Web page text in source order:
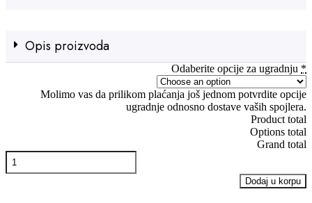
Opis proizvoda
Odaberite opcije za ugradnju *
Molimo vas da prilikom plaćanja još jednom potvrdite opcije
ugradnje odnosno dostave vaših spojlera.
Product total
Options total
Grand total
Front
Splitter
Dodaj u korpu